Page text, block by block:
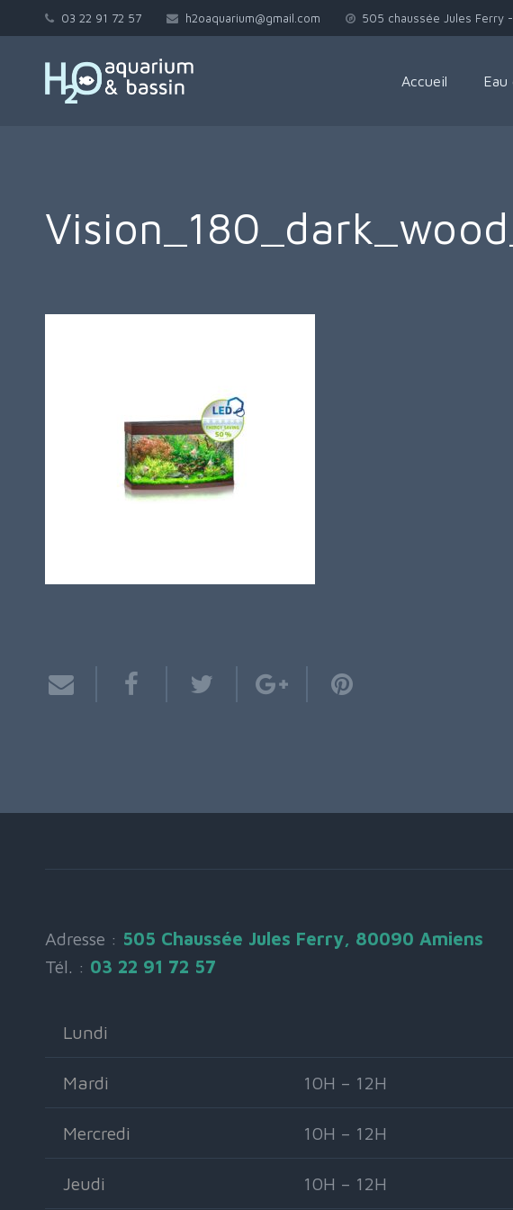
03 22 91 72 57 h2oaquarium@gmail.com 505 chaussée Jules Ferry
Accueil Eau
Adresse : 505 Chaussée Jules Ferry, 80090 Amiens
Tél. : 03 22 91 72 57
Lundi
Mardi 10H – 12H
Mercredi 10H – 12H
Jeudi 10H – 12H